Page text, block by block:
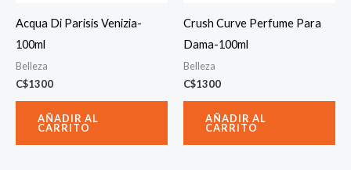
Acqua Di Parisis Venizia-
100ml
Belleza
C$1300
AÑADIR AL
CARRITO
Crush Curve Perfume Para
Dama-100ml
Belleza
C$1300
AÑADIR AL
CARRITO